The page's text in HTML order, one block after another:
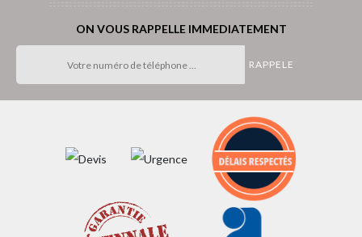
ON VOUS RAPPELLE IMMEDIATEMENT